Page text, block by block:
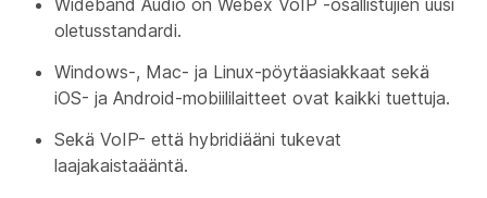
Wideband Audio on Webex VoIP -osallistujien uusi
oletusstandardi.
Windows-, Mac- ja Linux-pöytäasiakkaat sekä
iOS- ja Android-mobiililaitteet ovat kaikki tuettuja.
Sekä VoIP- että hybridiääni tukevat
laajakaistaääntä.